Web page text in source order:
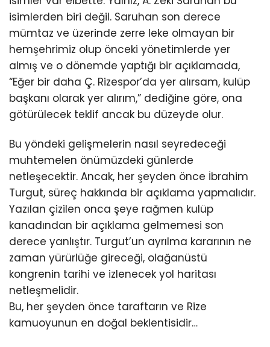
isimlerden biri değil. Saruhan son derece
mümtaz ve üzerinde zerre leke olmayan bir
hemşehrimiz olup önceki yönetimlerde yer
almış ve o dönemde yaptığı bir açıklamada,
“Eğer bir daha Ç. Rizespor’da yer alırsam, kulüp
başkanı olarak yer alırım,” dediğine göre, ona
götürülecek teklif ancak bu düzeyde olur.
Bu yöndeki gelişmelerin nasıl seyredeceği
muhtemelen önümüzdeki günlerde
netleşecektir. Ancak, her şeyden önce İbrahim
Turgut, süreç hakkında bir açıklama yapmalıdır.
Yazılan çizilen onca şeye rağmen kulüp
kanadından bir açıklama gelmemesi son
derece yanlıştır. Turgut’un ayrılma kararının ne
zaman yürürlüğe gireceği, olağanüstü
kongrenin tarihi ve izlenecek yol haritası
netleşmelidir.
Bu, her şeyden önce taraftarın ve Rize
kamuoyunun en doğal beklentisidir…